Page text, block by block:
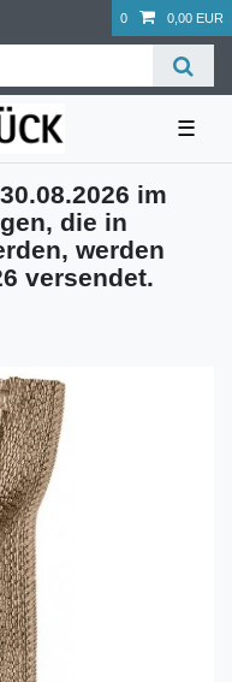
0 0,00 EUR
☰
im
die in
werden
versendet.